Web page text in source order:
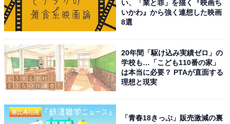
い、「業と罪」を描く『映画ち
いかわ』から強く連想した映画
8選
20年間「駆け込み実績ゼロ」の
学校も…「こども110番の家」
は本当に必要？ PTAが直面する
理想と現実
「青春18きっぷ」販売激減の裏